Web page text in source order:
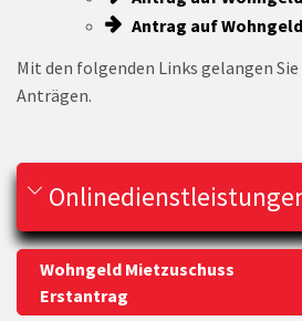
Antrag auf
Mit den folgenden Links gelangen
Anträgen.
Wohngeld Mietzuschuss
Erstantrag